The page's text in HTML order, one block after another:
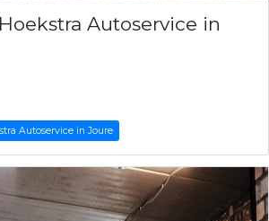
Autoservice in
Autoservice in Joure